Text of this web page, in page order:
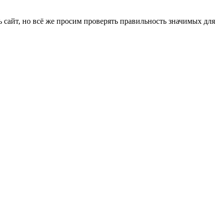
но всё же просим проверять правильность значимых для